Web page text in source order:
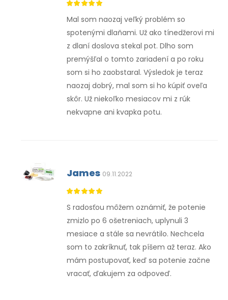
Mal som naozaj veľký problém so
spotenými dlaňami. Už ako tínedžerovi mi
z dlaní doslova stekal pot. Dlho som
premýšľal o tomto zariadení a po roku
som si ho zaobstaral. Výsledok je teraz
naozaj dobrý, mal som si ho kúpiť oveľa
skôr. Už niekoľko mesiacov mi z rúk
nekvapne ani kvapka potu.
James 09.11.2022
S radosťou môžem oznámiť, že potenie
zmizlo po 6 ošetreniach, uplynuli 3
mesiace a stále sa nevrátilo. Nechcela
som to zakríknuť, tak píšem až teraz. Ako
mám postupovať, keď sa potenie začne
vracať, ďakujem za odpoveď.